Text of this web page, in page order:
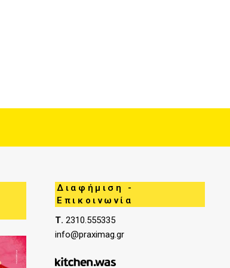
Διαφήμιση -
Επικοινωνία
Τ. 2310.555335
info@praximag.gr